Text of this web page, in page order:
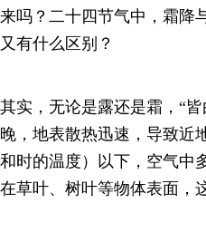
来吗？二十四节气中，霜降
又有什么区别？
其实，无论是露还是霜，“
晚，地表散热迅速，导致近
和时的温度）以下，空气中
在草叶、树叶等物体表面，